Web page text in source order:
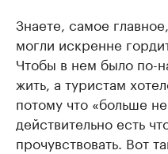
Знаете, самое
могли искренне
Чтобы в нем было по-
жить, а туристам
потому что «больше
действительно есть
прочувствовать. Вот